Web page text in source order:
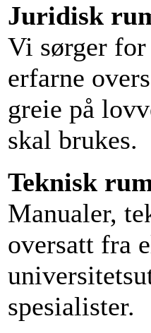
Juridisk
Vi sørger
erfarne
greie på
skal brukes.
Teknisk
Manualer,
oversatt fra
spesialister.